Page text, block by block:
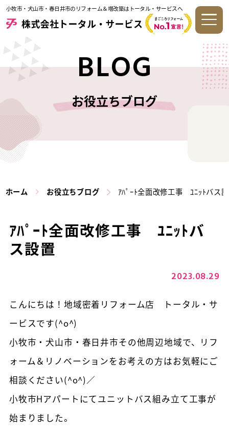
小牧市・犬山市・春日井市のリフォーム＆増改築はトータル・サービスへ
BLOG
お役立ちブログ
ホーム お役立ちブログ ｱﾊﾟｰﾄ全面改修工事 ﾕﾆｯﾄバス
ｱﾊﾟｰﾄ全面改修工事 ﾕﾆｯﾄバ
ス設置
2023.08.29
こんにちは！地域密着リフォーム店 トータル・サ
ービスです(^o^)
小牧市・犬山市・春日井市その他周辺地域で、リフ
ォーム＆リノベーションをお考えの方はお気軽にご
相談ください(^o^)／
小牧市Hアパートにてユニットバス組み立て工事が
始まりました。